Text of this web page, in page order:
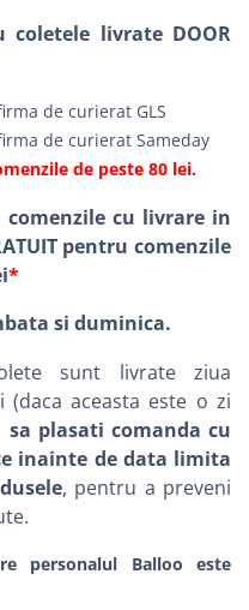
livrate DOOR
de curierat GLS
de curierat Sameday
de peste 80 lei.
cu livrare in
pentru comenzile
*
si duminica.
sunt livrate ziua
(daca aceasta este o zi
sa plasati comanda cu
inainte de data limita
, pentru a preveni
personalul Balloo este